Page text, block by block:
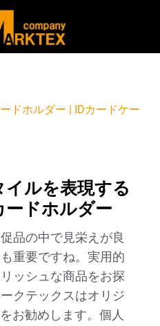
ドホルダー | IDカードケー
ルを表現する
ードホルダー
品の中で見栄えが良
重要ですね。実用的
ッシュな商品をお探
クテックスはオリジ
お勧めします。個人